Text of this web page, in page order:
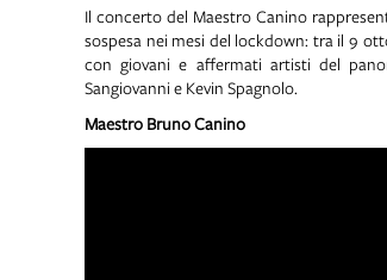
Il concerto del Maestro Canino
sospesa nei mesi del lockdown: tra il 9
con giovani e affermati artisti del
Sangiovanni e Kevin Spagnolo.
Maestro Bruno Canino